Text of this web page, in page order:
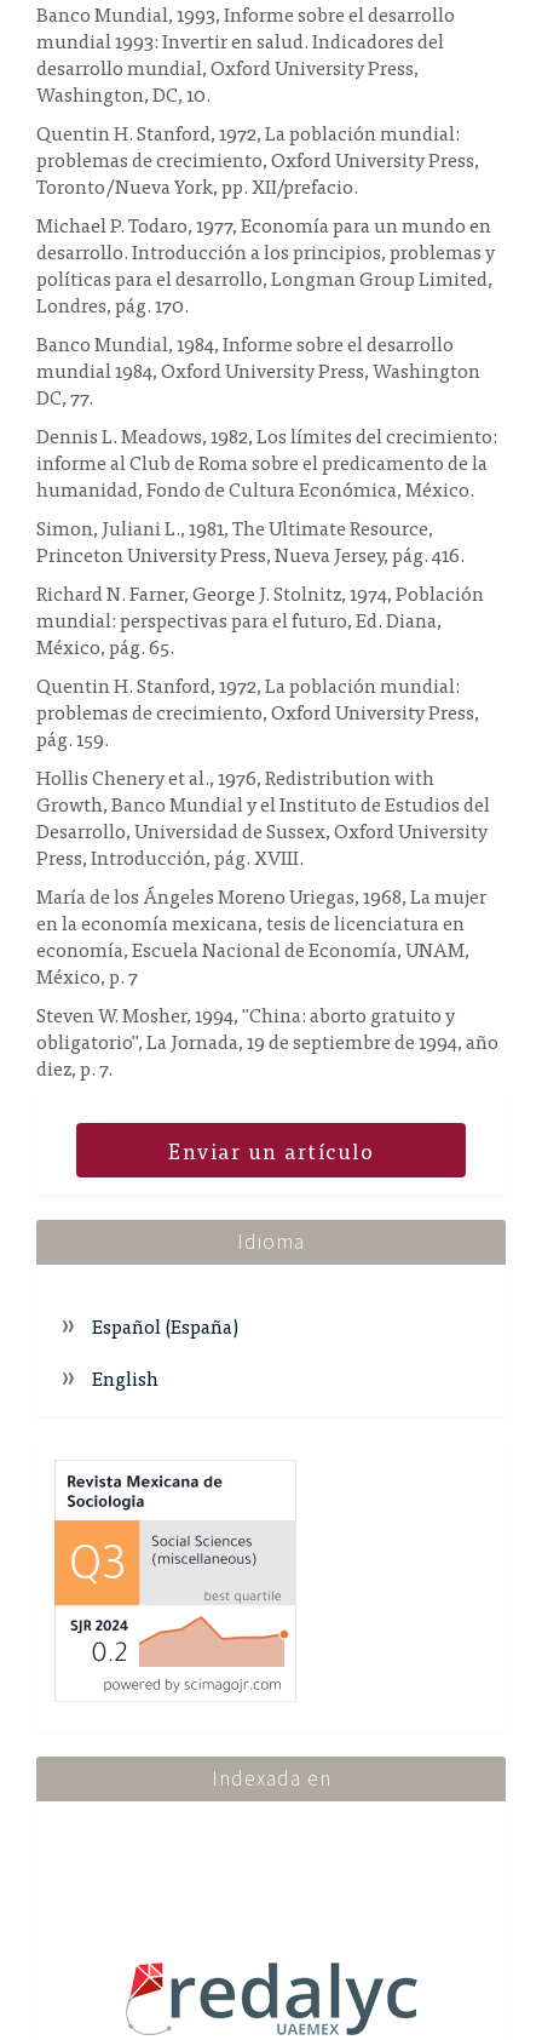
Banco Mundial, 1993, Informe sobre el desarrollo
mundial 1993: Invertir en salud. Indicadores del
desarrollo mundial, Oxford University Press,
Washington, DC, 10.
Quentin H. Stanford, 1972, La población mundial:
problemas de crecimiento, Oxford University Press,
Toronto/Nueva York, pp. XII/prefacio.
Michael P. Todaro, 1977, Economía para un mundo en
desarrollo. Introducción a los principios, problemas y
políticas para el desarrollo, Longman Group Limited,
Londres, pág. 170.
Banco Mundial, 1984, Informe sobre el desarrollo
mundial 1984, Oxford University Press, Washington
DC, 77.
Dennis L. Meadows, 1982, Los límites del crecimiento:
informe al Club de Roma sobre el predicamento de la
humanidad, Fondo de Cultura Económica, México.
Simon, Juliani L., 1981, The Ultimate Resource,
Princeton University Press, Nueva Jersey, pág. 416.
Richard N. Farner, George J. Stolnitz, 1974, Población
mundial: perspectivas para el futuro, Ed. Diana,
México, pág. 65.
Quentin H. Stanford, 1972, La población mundial:
problemas de crecimiento, Oxford University Press,
pág. 159.
Hollis Chenery et al., 1976, Redistribution with
Growth, Banco Mundial y el Instituto de Estudios del
Desarrollo, Universidad de Sussex, Oxford University
Press, Introducción, pág. XVIII.
María de los Ángeles Moreno Uriegas, 1968, La mujer
en la economía mexicana, tesis de licenciatura en
economía, Escuela Nacional de Economía, UNAM,
México, p. 7
Steven W. Mosher, 1994, "China: aborto gratuito y
obligatorio", La Jornada, 19 de septiembre de 1994, año
diez, p. 7.
Enviar un artículo
Idioma
Español (España)
English
Index
Indexada en